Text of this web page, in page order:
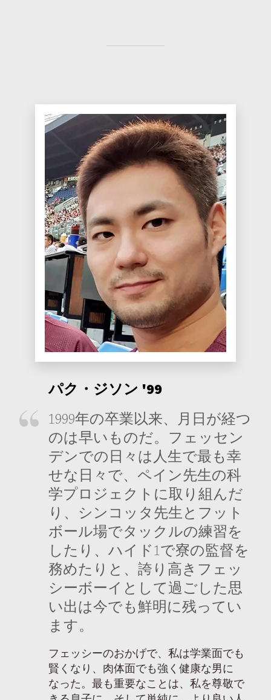
パク・ジソン '99
1999年の卒業以来、月日が経つ
のは早いものだ。フェッセン
デンでの日々は人生で最も幸
せな日々で、ペイン先生の科
学プロジェクトに取り組んだ
り、シンコッタ先生とフット
ボール場でタックルの練習を
したり、ハイド1で寮の監督を
務めたりと、誇り高きフェッ
シーボーイとして過ごした思
い出は今でも鮮明に残ってい
ます。
フェッシーのおかげで、私は学業面でも
賢くなり、肉体面でも強く健康な男に
なった。最も重要なことは、私を尊敬で